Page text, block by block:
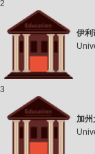
2
伊利
3
加州